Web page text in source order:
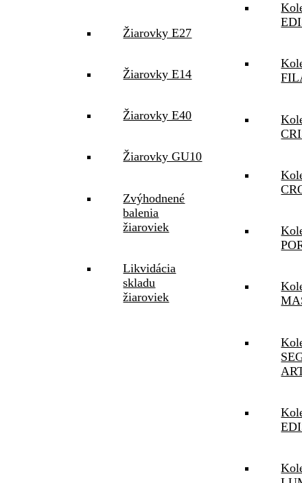
Žiarovky E27
Žiarovky E14
Žiarovky E40
Žiarovky GU10
Zvýhodnené
balenia
žiaroviek
Likvidácia
skladu
žiaroviek